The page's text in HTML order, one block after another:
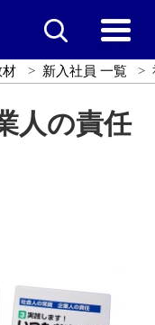
材 新入社員 一覧
人の責任